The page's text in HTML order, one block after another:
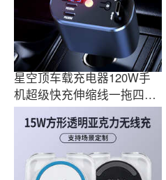
星空顶车载充电器120W手
机超级快充伸缩线一拖四汽
车usb点烟器口